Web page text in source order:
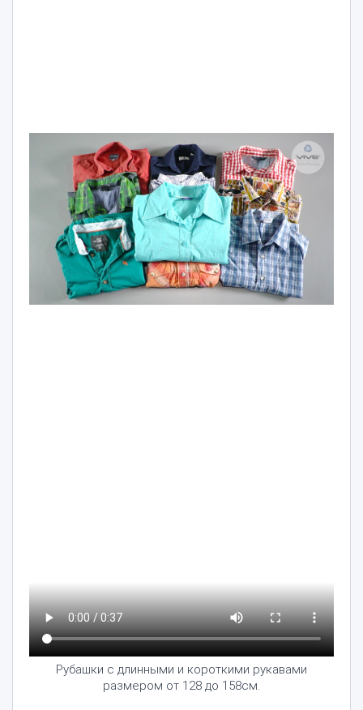
Рубашки с длинными и короткими рукавами
размером от 128 до 158см.